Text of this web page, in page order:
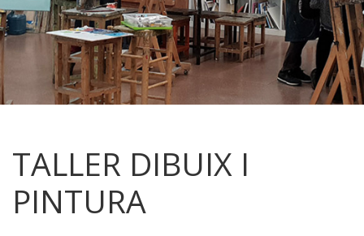
TALLER DIBUIX I
PINTURA